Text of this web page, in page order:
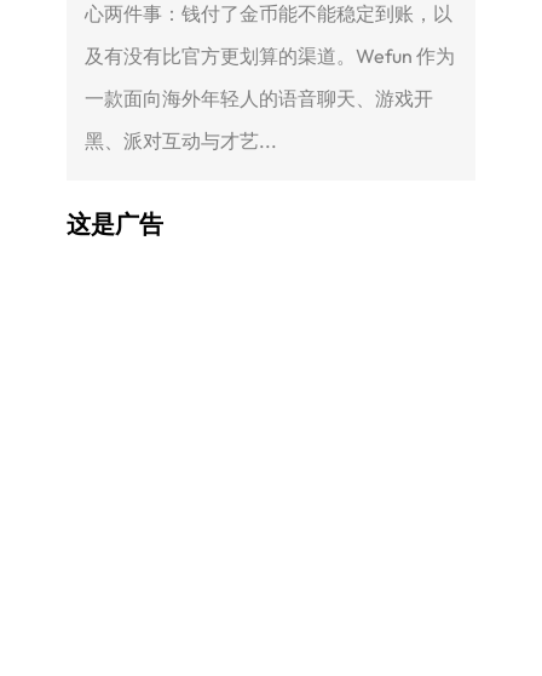
心两件事：钱付了金币能不能稳定到账，以
及有没有比官方更划算的渠道。Wefun 作为
一款面向海外年轻人的语音聊天、游戏开
黑、派对互动与才艺...
这是广告